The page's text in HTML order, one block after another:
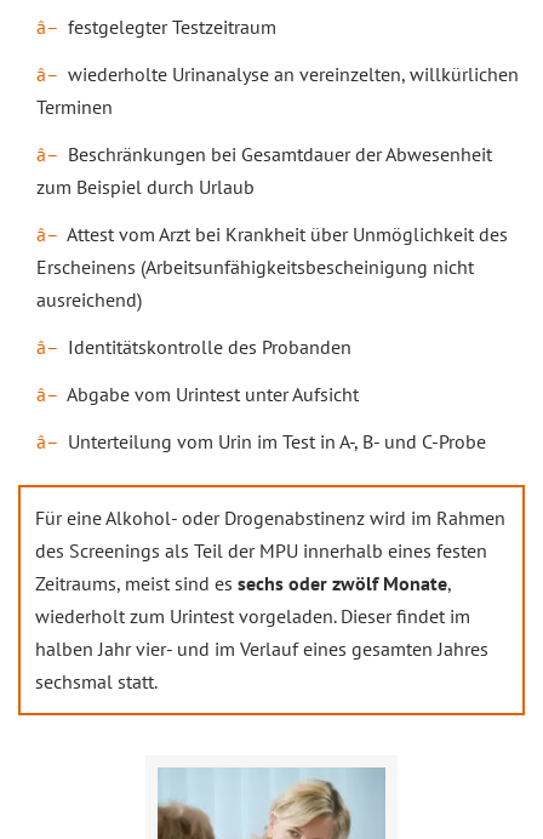
festgelegter Testzeitraum
wiederholte Urinanalyse an vereinzelten, willkürlichen
Terminen
Beschränkungen bei Gesamtdauer der Abwesenheit
zum Beispiel durch Urlaub
Attest vom Arzt bei Krankheit über Unmöglichkeit des
Erscheinens (Arbeitsunfähigkeitsbescheinigung nicht
ausreichend)
Identitätskontrolle des Probanden
Abgabe vom Urintest unter Aufsicht
Unterteilung vom Urin im Test in A-, B- und C-Probe
Für eine Alkohol- oder Drogenabstinenz wird im Rahmen
des Screenings als Teil der MPU innerhalb eines festen
Zeitraums, meist sind es sechs oder zwölf Monate,
wiederholt zum Urintest vorgeladen. Dieser findet im
halben Jahr vier- und im Verlauf eines gesamten Jahres
sechsmal statt.